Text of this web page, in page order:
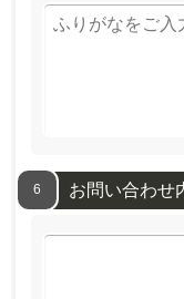
6 お問い合わせ